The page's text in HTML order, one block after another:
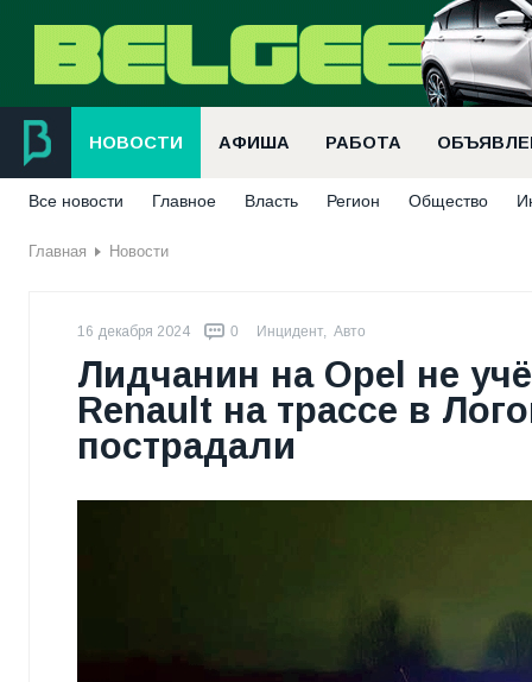
НОВОСТИ АФИША РАБОТА
Все новости Главное Власть Регион Общество
Главная Новости
16 декабря 2024 0 Инцидент, Авто
Лидчанин на Opel не
Renault на трассе в
пострадали